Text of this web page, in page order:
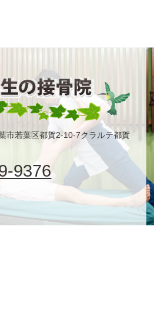
若葉区都賀2-10-7クラルテ都賀
9376